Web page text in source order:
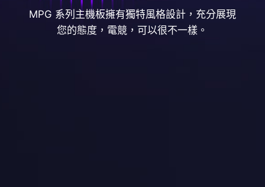
MPG 系列主機板擁有獨特風格設計，充分展現
您的態度，電競，可以很不一樣。